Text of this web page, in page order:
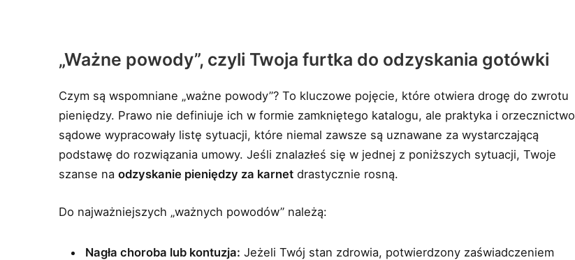
„Ważne powody”, czyli Twoja furtka do odzyskania gotówki
Czym są wspomniane „ważne powody”? To kluczowe pojęcie, które otwiera drogę do zwrotu
pieniędzy. Prawo nie definiuje ich w formie zamkniętego katalogu, ale praktyka i orzecznictwo
sądowe wypracowały listę sytuacji, które niemal zawsze są uznawane za wystarczającą
podstawę do rozwiązania umowy. Jeśli znalazłeś się w jednej z poniższych sytuacji, Twoje
szanse naodzyskanie pieniędzy za karnet drastycznie rosną.
Do najważniejszych „ważnych powodów” należą:
Nagła choroba lub kontuzja: Jeżeli Twój stan zdrowia, potwierdzony zaświadczeniem